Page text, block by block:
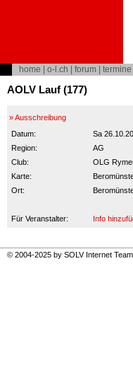
home o-l.ch forum termine
AOLV Lauf (177)
» Ausschreibung
Datum:
Sa
Region:
AG
Club:
OLG
Karte:
Ort:
Für Veranstalter: Info
© 2004-2025 by SOLV Internet